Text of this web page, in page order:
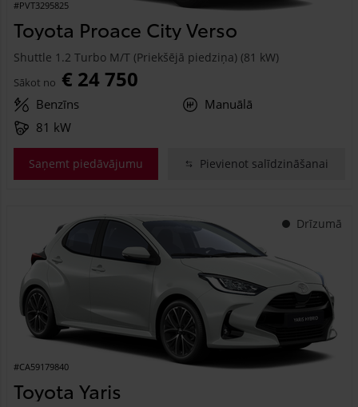
#PVT3295825
Toyota Proace City Verso
Shuttle 1.2 Turbo M/T (Priekšējā piedziņa) (81 kW)
Sākot no € 24 750
Benzīns
Manuālā
81 kW
Saņemt piedāvājumu Pievienot salīdzināšanai
Drīzumā
#CA59179840
Toyota Yaris